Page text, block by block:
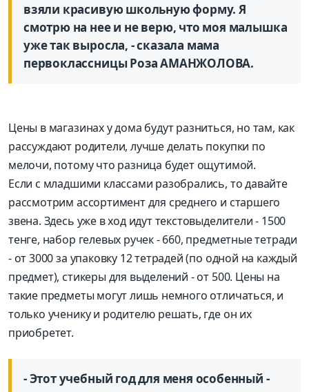
взяли красивую школьную форму. Я
смотрю на нее и не верю, что моя малышка
уже так выросла, - сказала мама
первоклассницы Роза АМАНЖОЛОВА.
Цены в магазинах у дома будут разниться, но там, как
рассуждают родители, лучше делать покупки по
мелочи, потому что разница будет ощутимой.
Если с младшими классами разобрались, то давайте
рассмот­рим ассортимент для среднего и старшего
звена. Здесь уже в ход идут текстовыделители - 1500
тенге, набор гелевых ручек - 660, предметные тетради
- от 3000 за упаковку 12 тетрадей (по одной на каждый
предмет), стикеры для выделений - от 500. Цены на
такие предметы могут лишь немного отличаться, и
только ученику и родителю решать, где он их
приобретет.
- Этот учебный год для меня особенный -